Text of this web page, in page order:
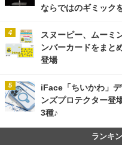
ならではのギミック
スヌーピー、ムーミ
ンバーカードをまと
登場
iFace「ちいかわ」
ンズプロテクター登
3種♪
ランキ